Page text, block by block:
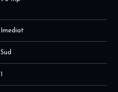
Imediat
Sud
1